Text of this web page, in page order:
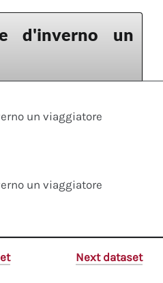
d'inverno un
un viaggiatore
un viaggiatore
Next dataset